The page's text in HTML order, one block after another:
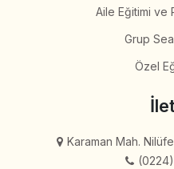
Aile Eğitimi ve
Grup
Özel
Karaman Mah.